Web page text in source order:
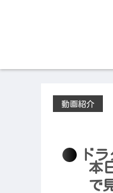
本
で
動画紹介
ド